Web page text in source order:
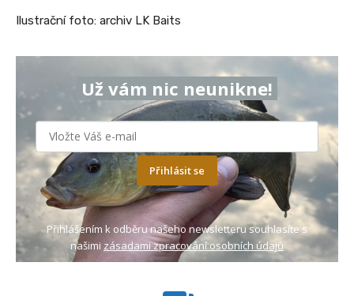
Ilustrační foto: archiv LK Baits
Už vám nic neunikne!
Přihlásit se
Přihlášením k odběru našeho newsletteru souhlasíte s
našimi zásadami zpracování osobních údajů